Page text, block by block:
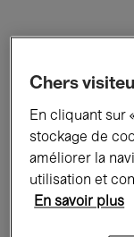
Expositions
Rencontres
Chers
En cliquant sur
stockage de
améliorer la
utilisation et
En savoir plus